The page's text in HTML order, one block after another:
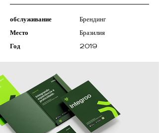
обслуживание Брендинг
Место Бразилия
2019
Год